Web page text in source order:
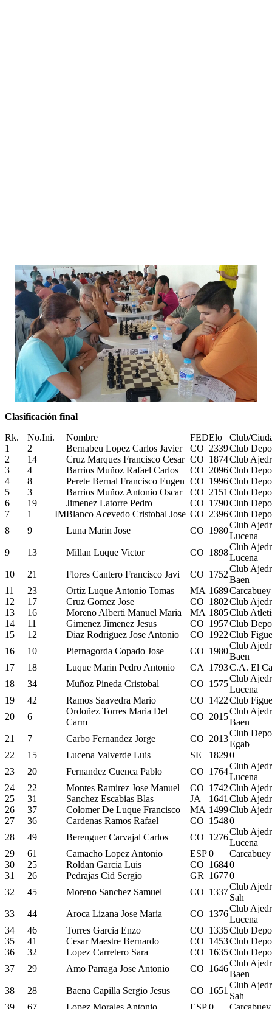
Clasificación final
Rk.
No.Ini. Nombre FEDElo
Club/
1
2 Bernabeu Lopez Carlos Javier CO 2339Club
2
14 Cruz Marques Francisco Cesar CO 1874Club
3
4 Barrios Muñoz Rafael Carlos CO 2096Club
4
8 Perete Bernal Francisco Eugen CO 1996Club
5
3 Barrios Muñoz Antonio Oscar CO 2151 Club
6
19 Jimenez Latorre Pedro CO 1790Club
7
1 IMBlanco Acevedo Cristobal Jose CO 2396Club
8
9 Luna Marin Jose CO 1980
Club
Lucena
9
13 Millan Luque Victor CO 1898
Club
Lucena
10
21 Flores Cantero Francisco Javi CO 1752
Club
Baen
11
23 Ortiz Luque Antonio Tomas MA 1689Carcabuey
12
17 Cruz Gomez Jose CO 1802Club
13
16 Moreno Alberti Manuel Maria MA 1805Club
14
11 Gimenez Jimenez Jesus CO 1957Club
15
12 Diaz Rodriguez Jose Antonio CO 1922Club
16
10 Piernagorda Copado Jose CO 1980
Club
Baen
17
18 Luque Marin Pedro Antonio CA 1793C.A. El
18
34 Muñoz Pineda Cristobal CO 1575
Club
Lucena
19
42 Ramos Saavedra Mario CO 1422Club
20
6
Ordoñez Torres Maria Del
Carm
CO 2015
Club
Baen
21
7 Carbo Fernandez Jorge CO 2013
Club
Egab
22
15 Lucena Valverde Luis SE 18290
23
20 Fernandez Cuenca Pablo CO 1764
Club
Lucena
24
22 Montes Ramirez Jose Manuel CO 1742Club
25
31 Sanchez Escabias Blas JA 1641 Club
26
37 Colomer De Luque Francisco MA 1499Club
27
36 Cardenas Ramos Rafael CO 15480
28
49 Berenguer Carvajal Carlos CO 1276
Club
Lucena
29
61 Camacho Lopez Antonio ESP0
Carcabuey
30
25 Roldan Garcia Luis CO 16840
31
26 Pedrajas Cid Sergio GR 16770
32
45 Moreno Sanchez Samuel CO 1337
Club
Sah
33
44 Aroca Lizana Jose Maria CO 1376
Club
Lucena
34
46 Torres Garcia Enzo CO 1335Club
35
41 Cesar Maestre Bernardo CO 1453Club
36
32 Lopez Carretero Sara CO 1635Club
37
29 Amo Parraga Jose Antonio CO 1646
Club
Baen
38
28 Baena Capilla Sergio Jesus CO 1651
Club
Sah
39
67 Lopez Morales Antonio ESP0 Carcabuey